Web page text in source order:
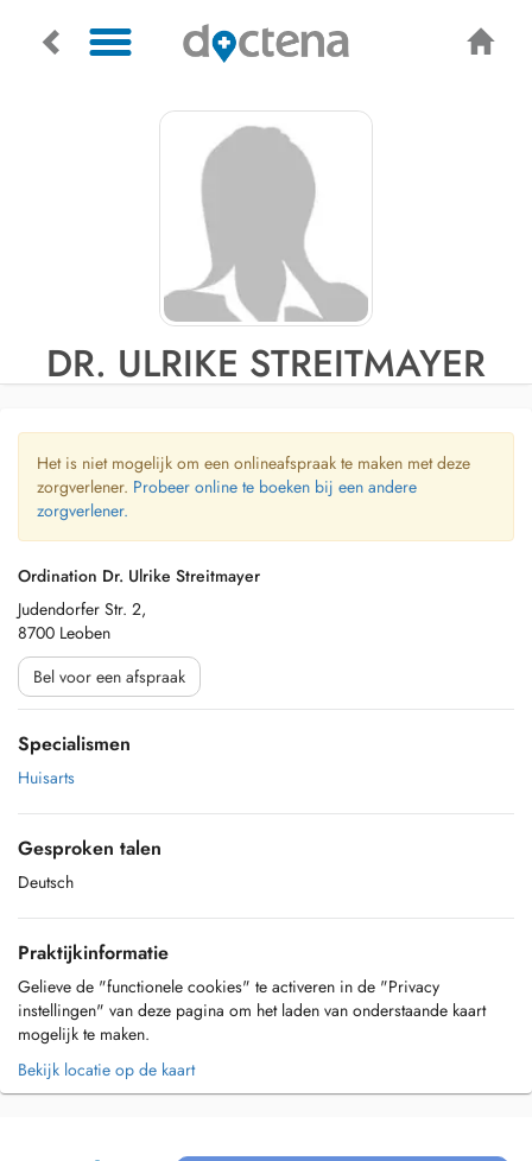
DR. ULRIKE STREITMAYER
Het is niet mogelijk om een onlineafspraak te maken met deze
zorgverlener. Probeer online te boeken bij een andere
zorgverlener.
Ordination Dr. Ulrike Streitmayer
Judendorfer Str. 2,
8700 Leoben
Bel voor een afspraak
Specialismen
Huisarts
Gesproken talen
Deutsch
Praktijkinformatie
Gelieve de "functionele cookies" te activeren in de "Privacy
instellingen" van deze pagina om het laden van onderstaande kaart
mogelijk te maken.
Bekijk locatie op de kaart